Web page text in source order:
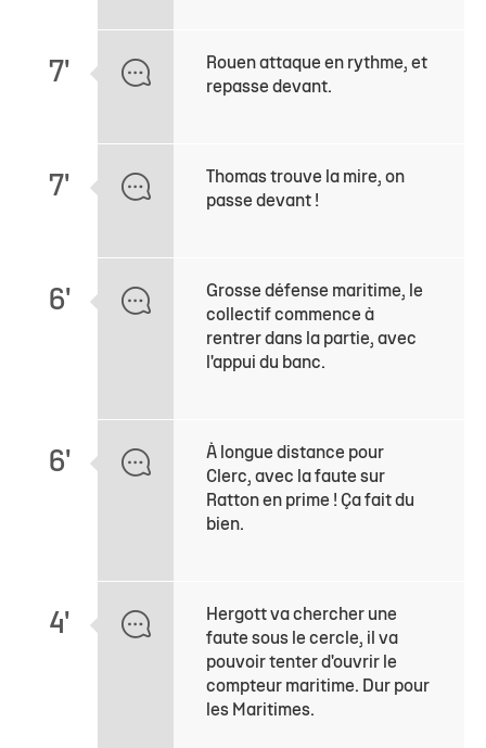
7'
Rouen attaque en rythme, et
repasse devant.
7'
Thomas trouve la mire, on
passe devant !
6'
Grosse défense maritime, le
collectif commence à
rentrer dans la partie, avec
l'appui du banc.
6'
À longue distance pour
Clerc, avec la faute sur
Ratton en prime ! Ça fait du
bien.
4'
Hergott va chercher une
faute sous le cercle, il va
pouvoir tenter d'ouvrir le
compteur maritime. Dur pour
les Maritimes.